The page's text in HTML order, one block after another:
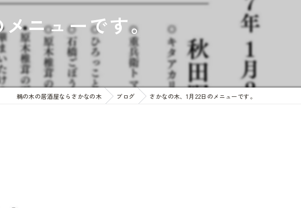
ドリンクメニュー
海鮮
ニューです。
鵜の木の居酒屋ならさかなの木 ブログ さかなの木、1月22日のメニューです。